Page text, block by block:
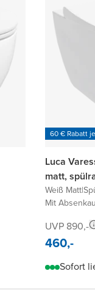
60 € Rabatt
Luca
matt,
Weiß Matt|
Mit
UVP 890,-
460,-
Sofort